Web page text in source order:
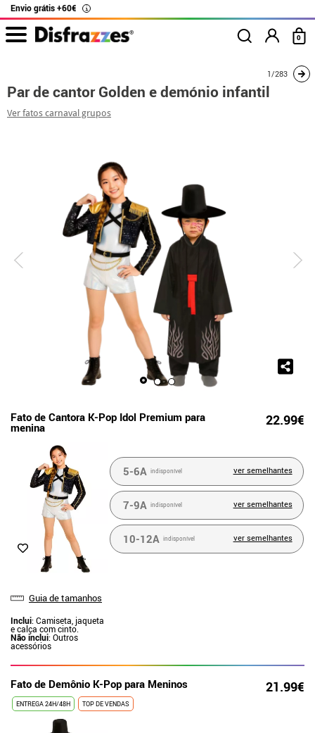
Envio grátis +60€ i
0
Par de cantor
1/283
Par de cantor Golden e demónio infantil
Ver fatos carnaval grupos
Fato de Cantora K-Pop Idol Premium para
menina 22.99€
Guia de tamanhos
Inclui: Camiseta, jaqueta
e calça com cinto.
Não inclui: Outros
acessórios
5-6A indisponível ver semelhantes
7-9A indisponível ver semelhantes
10-12A indisponível ver semelhantes
Fato de Demônio K-Pop para Meninos 21.99€
ENTREGA 24H/48H TOP DE VENDAS